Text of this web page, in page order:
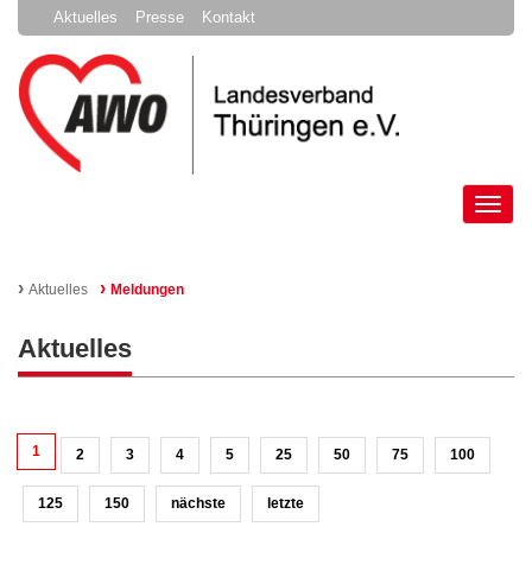
Aktuelles Presse Kontakt
› Aktuelles › Meldungen
Aktuelles
1 2 3 4 5 25 50 75 100
125 150 nächste letzte